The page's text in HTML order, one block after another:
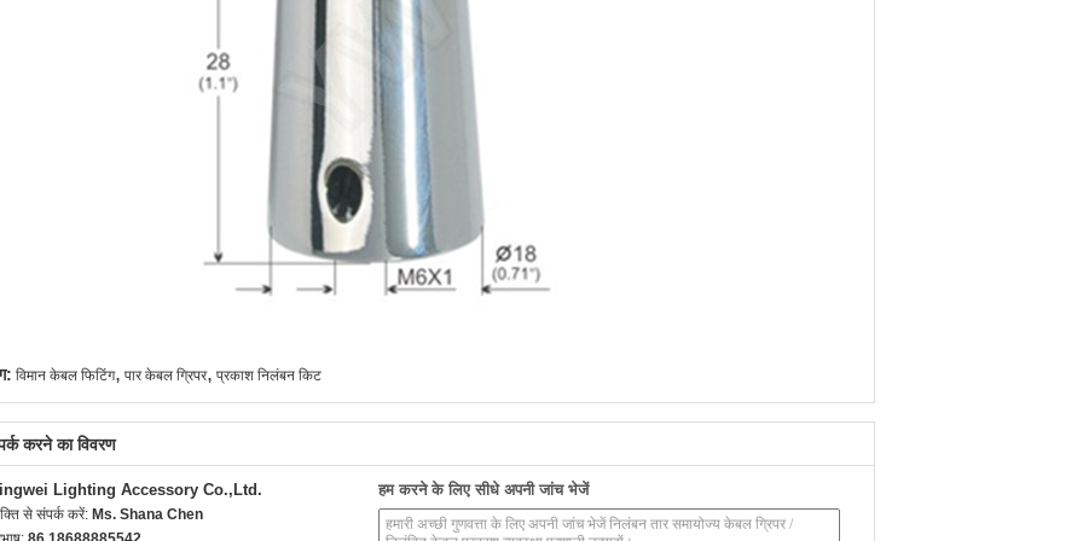
विमान केबल फिटिंग, पार केबल ग्रिपर, प्रकाश निलंबन किट
करने का विवरण
Lighting Accessory Co.,Ltd.
से संपर्क करें: Ms. Shana Chen
हम करने के लिए सीधे अपनी जांच भेजें